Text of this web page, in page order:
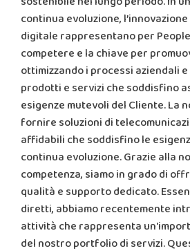
continua evoluzione,
digitale rappresentano per
competere e la chiave per
ottimizzando i processi aziendali
prodotti e servizi che soddisfino
esigenze mutevoli del Cliente. La
fornire soluzioni di
affidabili che soddisfino le
continua evoluzione. Grazie alla
competenza, siamo in grado di
qualità e supporto dedicato.
diretti, abbiamo recentemente
attività che rappresenta
del nostro portfolio di servizi.